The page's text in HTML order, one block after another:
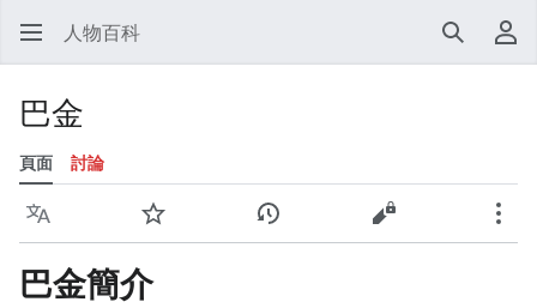
人物百科 搜尋 使
巴金
頁面 討論
語言 監視 檢視歷史 檢視原始碼 更多
巴金簡介